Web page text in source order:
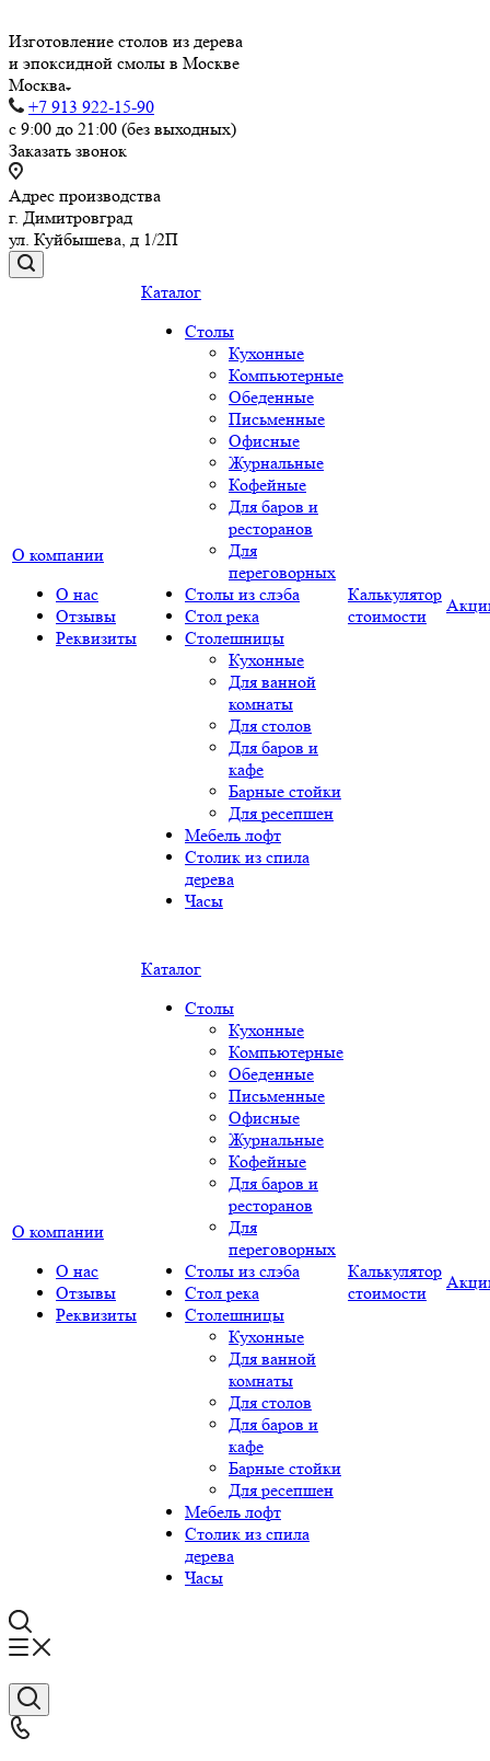
Изготовление столов из дерева
и эпоксидной смолы в Москве
Москва
+7 913 922-15-90
с 9:00 до 21:00 (без выходных)
Заказать звонок
Адрес производства
г. Димитровград
ул. Куйбышева, д 1/2П
О компании
О нас
Отзывы
Реквизиты
Каталог
Столы
Кухонные
Компьютерные
Обеденные
Письменные
Офисные
Журнальные
Кофейные
Для баров и
ресторанов
Для
переговорных
Столы из слэба
Стол река
Столешницы
Кухонные
Для ванной
комнаты
Для столов
Для баров и
кафе
Барные стойки
Для ресепшен
Мебель лофт
Столик из спила
дерева
Часы
Калькулятор
стоимости
О компании
О нас
Отзывы
Реквизиты
Каталог
Столы
Кухонные
Компьютерные
Обеденные
Письменные
Офисные
Журнальные
Кофейные
Для баров и
ресторанов
Для
переговорных
Столы из слэба
Стол река
Столешницы
Кухонные
Для ванной
комнаты
Для столов
Для баров и
кафе
Барные стойки
Для ресепшен
Мебель лофт
Столик из спила
дерева
Часы
Калькулятор
стоимости